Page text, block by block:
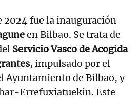
2024 fue la inauguración
en Bilbao. Se trata de
Servicio Vasco de Acogida
, impulsado por el
Ayuntamiento de Bilbao, y
Errefuxiatuekin. Este